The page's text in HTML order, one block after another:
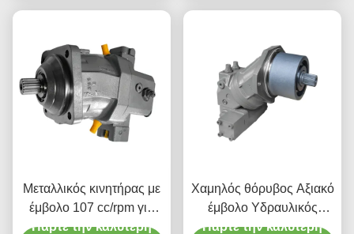
Μεταλλικός κινητήρας με
έμβολο 107 cc/rpm για
βαρύ φορτίο
Πάρτε την καλύτερη
Χαμηλός θόρυβος Αξιακό
έμβολο Υδραυλικός
κινητήρας 400 bar
Πάρτε την καλύτερη